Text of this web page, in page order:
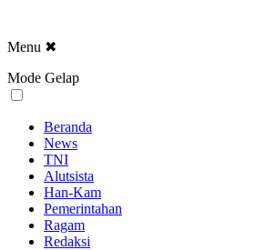
Menu ✖
Mode Gelap
Beranda
News
TNI
Alutsista
Han-Kam
Pemerintahan
Ragam
Redaksi